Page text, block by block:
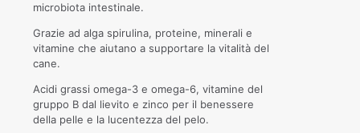
microbiota intestinale.
Grazie ad alga spirulina, proteine, minerali e
vitamine che aiutano a supportare la vitalità del
cane.
Acidi grassi omega-3 e omega-6, vitamine del
gruppo B dal lievito e zinco per il benessere
della pelle e la lucentezza del pelo.